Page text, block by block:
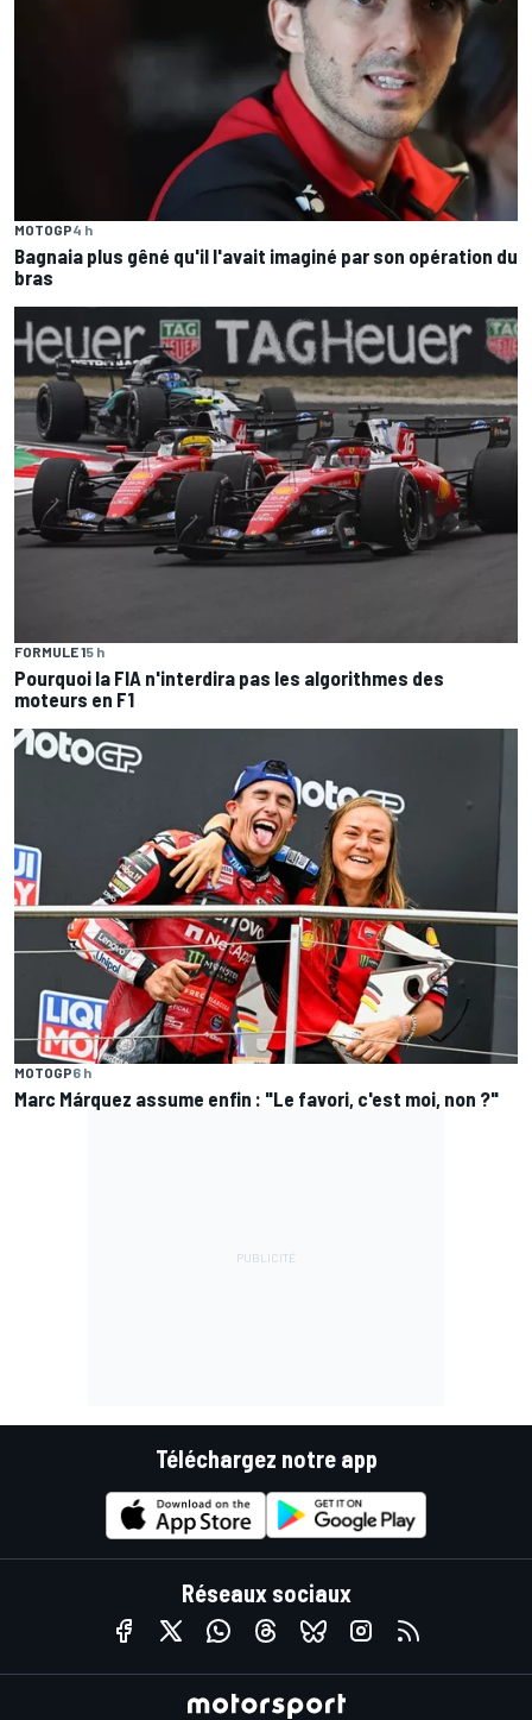
MOTOGP4 h
Bagnaia plus gêné qu'il l'avait imaginé par son opération du
bras
FORMULE 15 h
Pourquoi la FIA n'interdira pas les algorithmes des
moteurs en F1
MOTOGP6 h
Marc Márquez assume enfin : "Le favori, c'est moi, non ?"
Téléchargez notre app
Réseaux sociaux